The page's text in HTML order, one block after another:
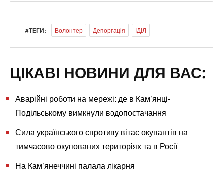
#ТЕГИ: Волонтер Депортація ІДІЛ
ЦІКАВІ НОВИНИ ДЛЯ ВАС:
Аварійні роботи на мережі: де в Кам’янці-
Подільському вимкнули водопостачання
Сила українського спротиву вітає окупантів на
тимчасово окупованих територіях та в Росії
На Кам’янеччині палала лікарня